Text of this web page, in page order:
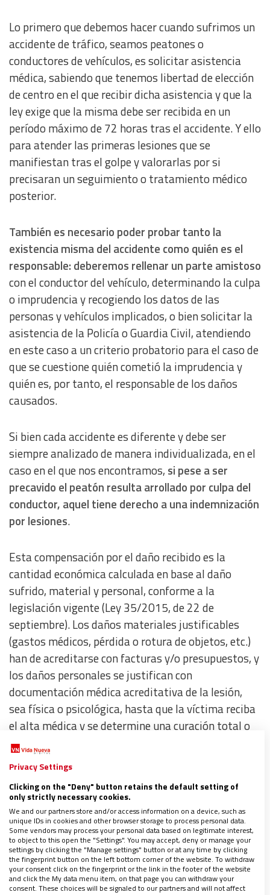
Lo primero que debemos hacer cuando sufrimos un
accidente de tráfico, seamos peatones o
conductores de vehículos, es solicitar asistencia
médica, sabiendo que tenemos libertad de elección
de centro en el que recibir dicha asistencia y que la
ley exige que la misma debe ser recibida en un
período máximo de 72 horas tras el accidente. Y ello
para atender las primeras lesiones que se
manifiestan tras el golpe y valorarlas por si
precisaran un seguimiento o tratamiento médico
posterior.
También es necesario poder probar tanto la
existencia misma del accidente como quién es el
responsable: deberemos rellenar un parte amistoso
con el conductor del vehículo, determinando la culpa
o imprudencia y recogiendo los datos de las
personas y vehículos implicados, o bien solicitar la
asistencia de la Policía o Guardia Civil, atendiendo
en este caso a un criterio probatorio para el caso de
que se cuestione quién cometió la imprudencia y
quién es, por tanto, el responsable de los daños
causados.
Si bien cada accidente es diferente y debe ser
siempre analizado de manera individualizada, en el
caso en el que nos encontramos, si pese a ser
precavido el peatón resulta arrollado por culpa del
conductor, aquel tiene derecho a una indemnización
por lesiones.
Esta compensación por el daño recibido es la
cantidad económica calculada en base al daño
sufrido, material y personal, conforme a la
legislación vigente (Ley 35/2015, de 22 de
septiembre). Los daños materiales justificables
(gastos médicos, pérdida o rotura de objetos, etc.)
han de acreditarse con facturas y/o presupuestos, y
los daños personales se justifican con
documentación médica acreditativa de la lesión,
sea física o psicológica, hasta que la víctima reciba
el alta médica y se determine una curación total o
una estabilización de las lesiones con secuelas
permanentes.
Nuestro ordenamiento establece varios
requisitos
para determinar el responsable causante de los
dañosen un accidente de circulación:
La existencia de una acción u omisión
culposa o negligente capaz de causar daño a
Privacy Settings
Clicking on the "Deny" button retains the default setting of
only strictly necessary cookies.
We and our partners store and/or access information on a device, such as
unique IDs in cookies and other browser storage to process personal data.
Some vendors may process your personal data based on legitimate interest,
to object to this open the "Settings". You may accept, deny or manage your
settings by clicking the "Manage settings" button or at any time by clicking
the fingerprint button on the left bottom corner of the website. To withdraw
your consent click on the fingerprint or the link in the footer of the website
and click the My data menu item, on that page you can withdraw your
consent. These choices will be signaled to our partners and will not affect